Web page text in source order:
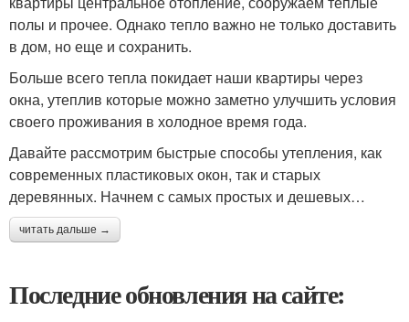
полы и прочее. Однако тепло важно не только доставить
в дом, но еще и сохранить.
Больше всего тепла покидает наши квартиры через
окна, утеплив которые можно заметно улучшить условия
своего проживания в холодное время года.
Давайте рассмотрим быстрые способы утепления, как
современных пластиковых окон, так и старых
деревянных. Начнем с самых простых и дешевых…
читать дальше →
Последние обновления на сайте: